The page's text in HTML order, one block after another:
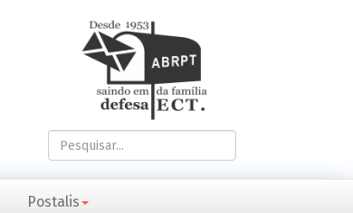
Pesquisar...
Postalis